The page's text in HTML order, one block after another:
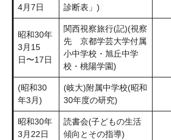
4月7日
診断表」)
昭和30年
3月15
日〜17日
関西視察旅行(記)(視察
先 京都学芸大学付属
小中学校・旭丘中学
校・桃陽学園)
(昭和30
年3月)
(岐大)附属中学校(昭和
30年度の研究)
昭和30年
3月22日
読書会(子どもの生活
傾向とその指導)